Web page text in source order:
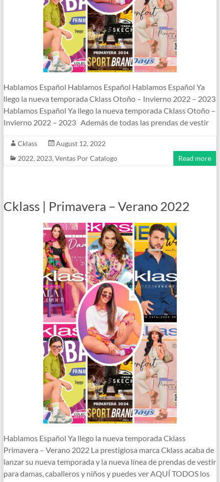
Hablamos Español Hablamos Español Hablamos Español Ya
llego la nueva temporada Cklass Otoño – Invierno 2022 – 2023
Hablamos Español Ya llego la nueva temporada Cklass Otoño –
Invierno 2022 – 2023 Además de todas las prendas de vestir
Cklass
August 12, 2022
2022, 2023, Ventas Por Catalogo Read more
Cklass | Primavera – Verano 2022
Hablamos Español Ya llego la nueva temporada Cklass
Primavera – Verano 2022 La prestigiosa marca Cklass acaba de
lanzar su nueva temporada y la nueva línea de prendas de vestir
para damas, caballeros y niños y puedes ver AQUÍ TODOS los